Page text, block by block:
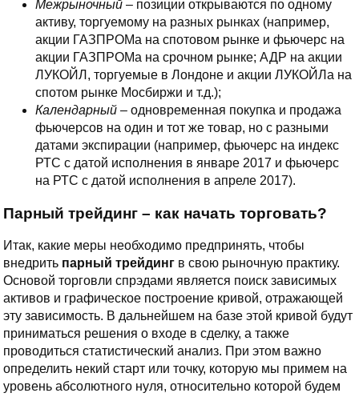
Межрыночный – позиции открываются по одному
активу, торгуемому на разных рынках (например,
акции ГАЗПРОМа на спотовом рынке и фьючерс на
акции ГАЗПРОМа на срочном рынке; АДР на акции
ЛУКОЙЛ, торгуемые в Лондоне и акции ЛУКОЙЛа на
спотом рынке Мосбиржи и т.д.);
Календарный – одновременная покупка и продажа
фьючерсов на один и тот же товар, но с разными
датами экспирации (например, фьючерс на индекс
РТС с датой исполнения в январе 2017 и фьючерс
на РТС с датой исполнения в апреле 2017).
Парный трейдинг – как начать торговать?
Итак, какие меры необходимо предпринять, чтобы
внедрить парный трейдинг в свою рыночную практику.
Основой торговли спрэдами является поиск зависимых
активов и графическое построение кривой, отражающей
эту зависимость. В дальнейшем на базе этой кривой будут
приниматься решения о входе в сделку, а также
проводиться статистический анализ. При этом важно
определить некий старт или точку, которую мы примем на
уровень абсолютного нуля, относительно которой будем